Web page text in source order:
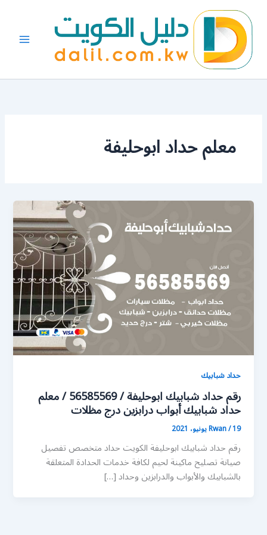
المحتوى
معلم حداد ابوحليفة
حداد شبابيك
رقم حداد شبابيك ابوحليفة / 56585569 / معلم
حداد شبابيك أبواب درابزين درج مظلات
Rwan/19 يونيو، 2021
رقم حداد شبابيك ابوحليفة الكويت حداد متخصص تفصيل
صيانة تصليح ماكينة لحيم لكافة خدمات الحدادة المتعلقة
بالشبابيك والأبواب والدرابزين وحداد […]